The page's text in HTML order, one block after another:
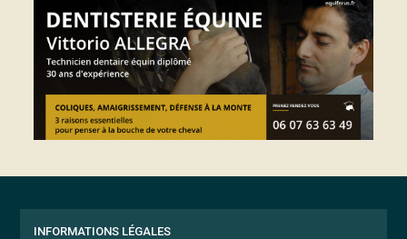
INFORMATIONS LÉGALES